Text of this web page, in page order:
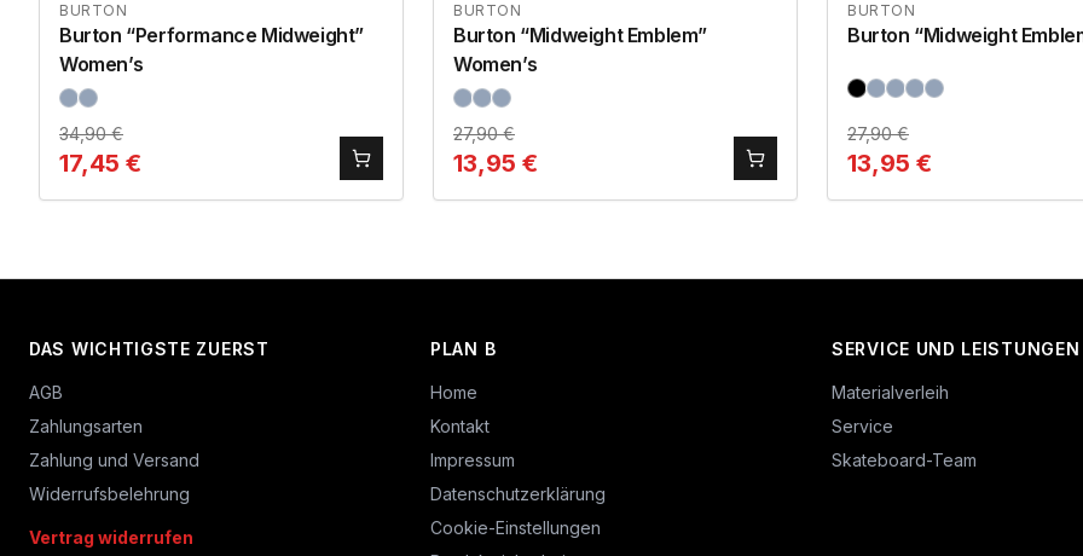
BURTON
Burton “Performance Midweight”
Women’s
34,90€
17,45 €
BURTON
Burton “Midweight Emblem”
Women’s
27,90€
13,95 €
BURTON
Burton “Midweight
27,90€
13,95 €
DAS WICHTIGSTE ZUERST
AGB
Zahlungsarten
Zahlung und Versand
Widerrufsbelehrung
Vertrag widerrufen
PLAN B
Home
Kontakt
Impressum
Datenschutzerklärung
Cookie-Einstellungen
SERVICE UND LEISTUNGEN
Materialverleih
Service
Skateboard-Team